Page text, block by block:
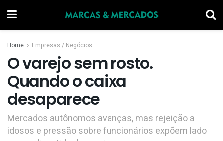
Home Empresas / Negócios
O varejo sem rosto.
Quando o caixa
desaparece
Mercados autônomos avanças, mas rejeição a
idosos e pressão sobre funcionários expõem lado